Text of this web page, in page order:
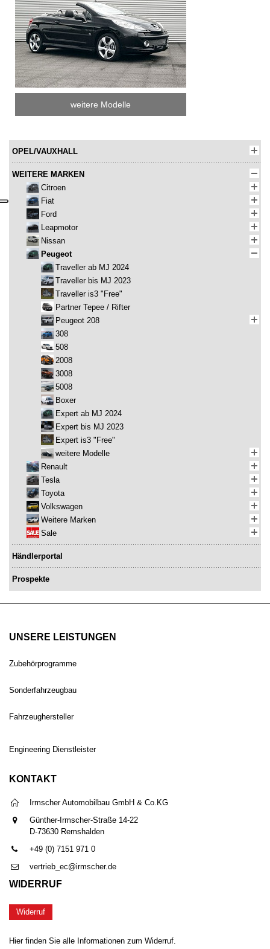
weitere Modelle
OPEL/VAUXHALL
WEITERE MARKEN
Citroen
Fiat
Ford
Leapmotor
Nissan
Peugeot
Traveller ab MJ 2024
Traveller bis MJ 2023
Traveller is3 "Free"
Partner Tepee / Rifter
Peugeot 208
308
508
2008
3008
5008
Boxer
Expert ab MJ 2024
Expert bis MJ 2023
Expert is3 "Free"
weitere Modelle
Renault
Tesla
Toyota
Volkswagen
Weitere Marken
Sale
Händlerportal
Prospekte
UNSERE LEISTUNGEN
Zubehörprogramme
Sonderfahrzeugbau
Fahrzeughersteller
Engineering Dienstleister
KONTAKT
Irmscher Automobilbau GmbH & Co.KG
Günther-Irmscher-Straße 14-22
D-73630 Remshalden
+49 (0) 7151 971 0
vertrieb_ec@irmscher.de
WIDERRUF
Widerruf
Hier finden Sie alle Informationen zum Widerruf.